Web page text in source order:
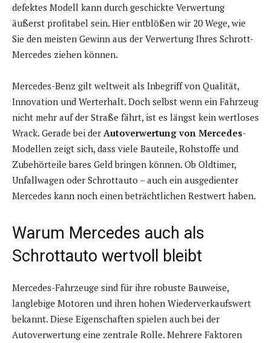
defektes Modell kann durch geschickte Verwertung
äußerst profitabel sein. Hier entblößen wir 20 Wege, wie
Sie den meisten Gewinn aus der Verwertung Ihres Schrott-
Mercedes ziehen können.
Mercedes-Benz gilt weltweit als Inbegriff von Qualität,
Innovation und Werterhalt. Doch selbst wenn ein Fahrzeug
nicht mehr auf der Straße fährt, ist es längst kein wertloses
Wrack. Gerade bei der Autoverwertung von Mercedes-
Modellen zeigt sich, dass viele Bauteile, Rohstoffe und
Zubehörteile bares Geld bringen können. Ob Oldtimer,
Unfallwagen oder Schrottauto – auch ein ausgedienter
Mercedes kann noch einen beträchtlichen Restwert haben.
Warum Mercedes auch als
Schrottauto wertvoll bleibt
Mercedes-Fahrzeuge sind für ihre robuste Bauweise,
langlebige Motoren und ihren hohen Wiederverkaufswert
bekannt. Diese Eigenschaften spielen auch bei der
Autoverwertung eine zentrale Rolle. Mehrere Faktoren